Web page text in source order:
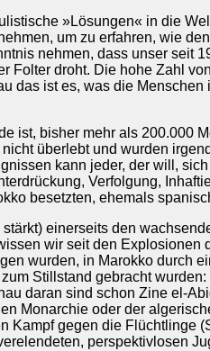
»Lösungen« in die
um zu erfahren, wie
nehmen, dass unser seit
Folter droht. Die hohe Zahl
das ist es, was die
ist, bisher mehr als 200.000
überlebt und wurden
kann jeder, der will,
Verfolgung,
besetzten, ehemals
einerseits den
wir seit den
wurden, in Marokko durch
Stillstand gebracht
daran sind schon Zine el-
Monarchie oder der
Kampf gegen die Flüchtlinge
perspektivlosen